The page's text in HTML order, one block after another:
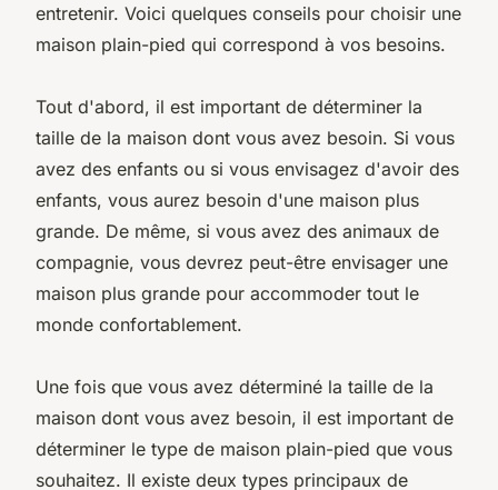
entretenir. Voici quelques conseils pour choisir une
maison plain-pied qui correspond à vos besoins.
Tout d'abord, il est important de déterminer la
taille de la maison dont vous avez besoin. Si vous
avez des enfants ou si vous envisagez d'avoir des
enfants, vous aurez besoin d'une maison plus
grande. De même, si vous avez des animaux de
compagnie, vous devrez peut-être envisager une
maison plus grande pour accommoder tout le
monde confortablement.
Une fois que vous avez déterminé la taille de la
maison dont vous avez besoin, il est important de
déterminer le type de maison plain-pied que vous
souhaitez. Il existe deux types principaux de